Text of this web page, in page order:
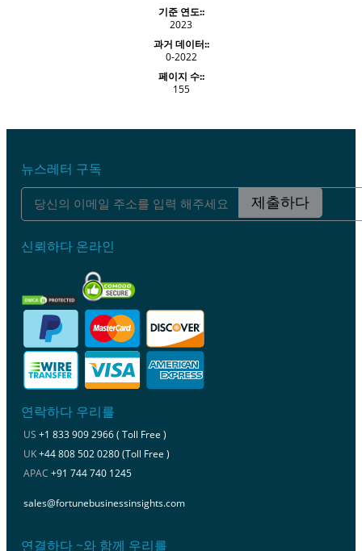
기준 연도::
2023
과거 데이터::
0-2022
페이지 수::
155
뉴스레터 구독
제출하다
신뢰하다 온라인
연락하다 우리를
US +1 833 909 2966 ( Toll Free )
UK+44 808 502 0280 (Toll Free )
APAC +91 744 740 1245
sales@fortunebusinessinsights.com
연결하다 ~와 함께 우리를